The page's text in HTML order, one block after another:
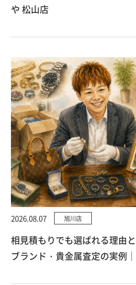
や 松山店
2026.08.07 旭川店
相見積もりでも選ばれる理由
ブランド・貴金属査定の実例